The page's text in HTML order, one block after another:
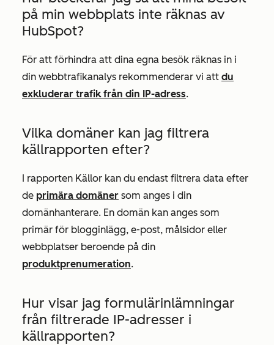
på min webbplats inte räknas av
HubSpot?
För att förhindra att dina egna besök räknas in i
din webbtrafikanalys rekommenderar vi att du
exkluderar trafik från din IP-adress.
Vilka domäner kan jag filtrera
källrapporten efter?
I rapporten Källor kan du endast filtrera data efter
de primära domäner som anges i din
domänhanterare. En domän kan anges som
primär för blogginlägg, e-post, målsidor eller
webbplatser beroende på din
produktprenumeration.
Hur visar jag formulärinlämningar
från filtrerade IP-adresser i
källrapporten?